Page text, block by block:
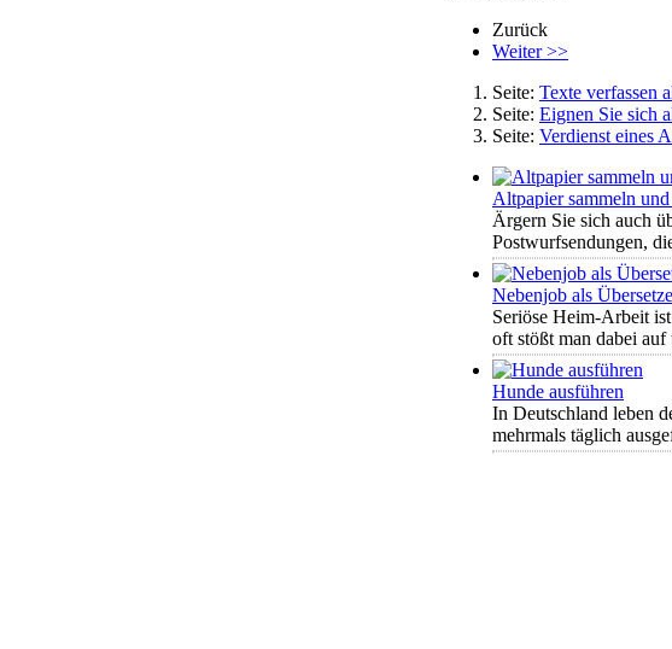
Zurück
Weiter >>
Seite: Texte verfassen
Seite: Eignen Sie sich
Seite: Verdienst eines
Altpapier sammeln
Ärgern Sie sich auch
Postwurfsendungen,
Nebenjob als
Seriöse Heim-Arbeit
oft stößt man dabei
Hunde ausführen
In Deutschland leben
mehrmals täglich